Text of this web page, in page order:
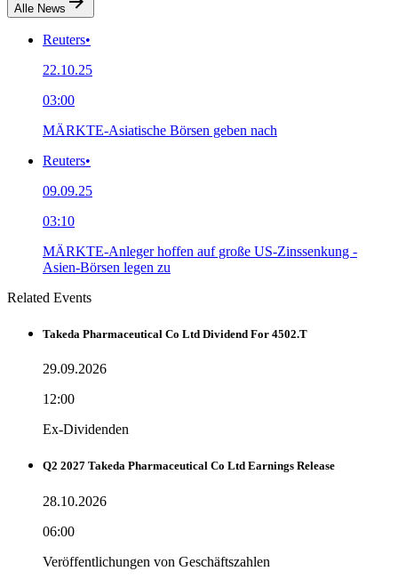
Alle News
Reuters•
22.10.25
03:00
MÄRKTE-Asiatische Börsen geben nach
Reuters•
09.09.25
03:10
MÄRKTE-Anleger hoffen auf große US-Zinssenkung -
Asien-Börsen legen zu
Related Events
Takeda Pharmaceutical Co Ltd Dividend For 4502.T
29.09.2026
12:00
Ex-Dividenden
Q2 2027 Takeda Pharmaceutical Co Ltd Earnings Release
28.10.2026
06:00
Veröffentlichungen von Geschäftszahlen